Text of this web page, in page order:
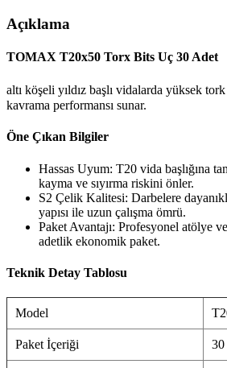
Açıklama
TOMAX T20x50 Torx Bits Uç 30 Adet
altı köşeli yıldız başlı vidalarda yüksek
kavrama performansı sunar.
Öne Çıkan Bilgiler
Hassas Uyum: T20 vida başlığına
kayma ve sıyırma riskini önler.
S2 Çelik Kalitesi: Darbelere
yapısı ile uzun çalışma ömrü.
Paket Avantajı: Profesyonel atölye
adetlik ekonomik paket.
Teknik Detay Tablosu
Model
Paket İçeriği 30